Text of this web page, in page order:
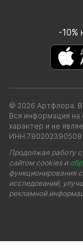
-10%
© 2026 Артфлора.
Вся информация на
характер и не
ИНН
Продолжая работу с
сайтом cookies и
функционирования
исследований,
рекламной